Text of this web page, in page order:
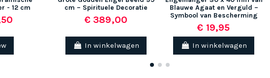
- 12 cm
cm – Spirituele Decoratie
€ 389,00
In winkelwagen
Blauwe Agaat en Verguld –
Symbool van Bescherming
€ 19,95
In winkelwagen